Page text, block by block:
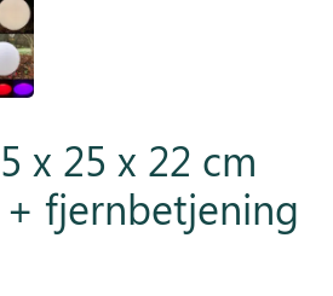
x 25 x 22 cm
fjernbetjening